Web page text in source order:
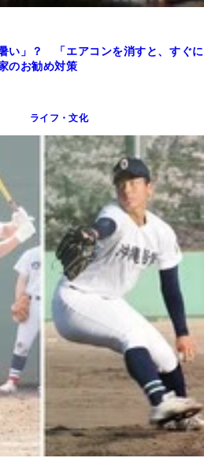
い」？ 「エアコンを消すと、すぐに
のお勧め対策
ライフ・文化